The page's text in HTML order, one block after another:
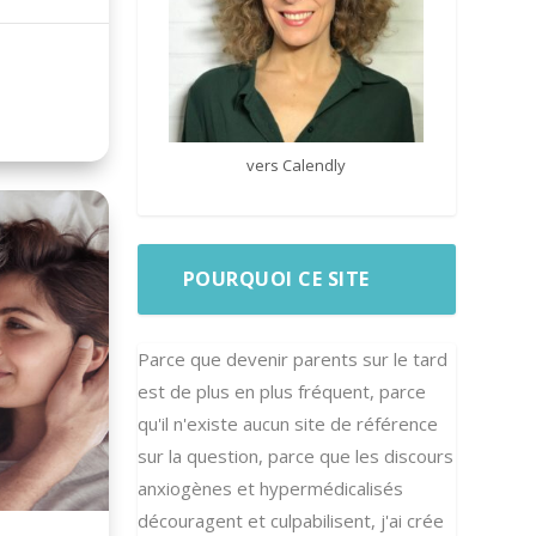
vers Calendly
POURQUOI CE SITE
Parce que devenir parents sur le tard
est de plus en plus fréquent, parce
qu'il n'existe aucun site de référence
sur la question, parce que les discours
anxiogènes et hypermédicalisés
découragent et culpabilisent, j'ai crée